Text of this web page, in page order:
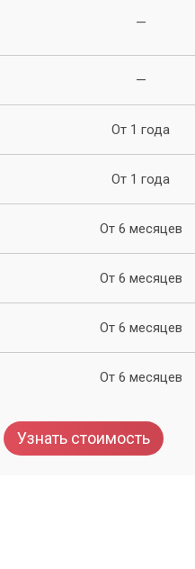
—
—
От 1 года
От 1 года
От 6 месяцев
От 6 месяцев
От 6 месяцев
От 6 месяцев
Узнать стоимость